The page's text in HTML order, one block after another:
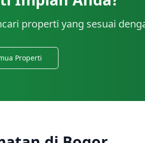
properti yang sesuai
Properti